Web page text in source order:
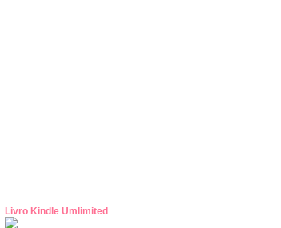
Livro Kindle Umlimited